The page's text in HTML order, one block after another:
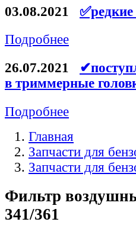
Ремни для
03.08.2021
Подробнее
26.07.2021
в триммерные
Подробнее
Главная
Запчасти для
Запчасти для
Фильтр
341/361